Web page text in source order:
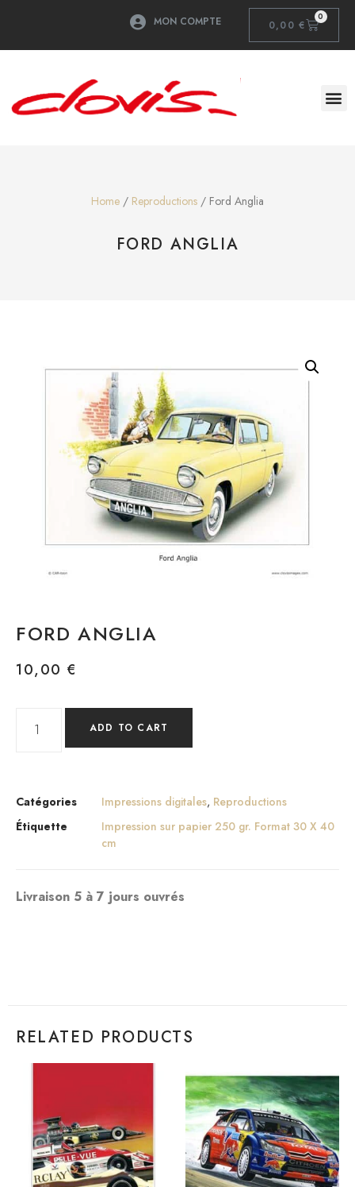
MON COMPTE 0,00€
0
Home / Reproductions / Ford Anglia
FORD ANGLIA
FORD ANGLIA
10,00 €
ADD TO CART
Catégories Impressions digitales, Reproductions
Étiquette
Impression sur papier 250 gr. Format 30 X 40
cm
Livraison 5 à 7 jours ouvrés
RELATED PRODUCTS